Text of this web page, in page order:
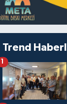
Trend
1